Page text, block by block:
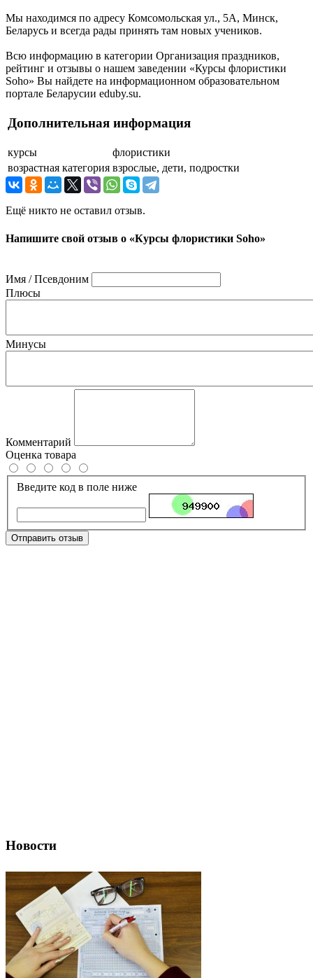
Мы находимся по адресу Комсомольская ул., 5А, Минск,
Беларусь и всегда рады принять там новых учеников.
Всю информацию в категории Организация праздников,
рейтинг и отзывы о нашем заведении «Курсы флористики
Soho» Вы найдете на информационном образовательном
портале Беларусии eduby.su.
Дополнительная информация
курсы
флористики
возрастная категория взрослые, дети, подростки
Ещё никто не оставил отзыв.
Напишите свой отзыв о «Курсы флористики Soho»
Имя / Псевдоним
Плюсы
Минусы
Комментарий
Оценка товара
Введите код в поле ниже
Отправить отзыв
Новости